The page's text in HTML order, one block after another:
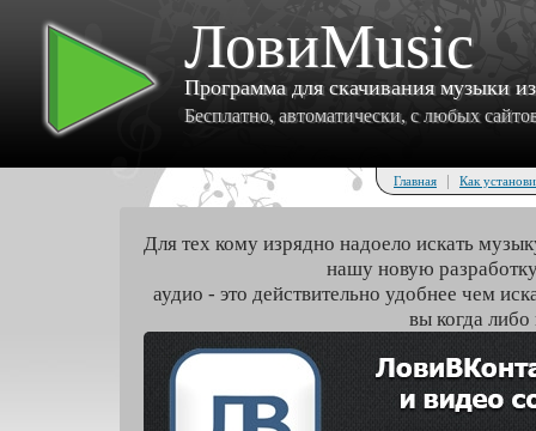
ЛовиMusic
Программа для скачивания музыки
Бесплатно, автоматически, с любых
Главная | Как
Для тех кому изрядно надоело искать
нашу новую
аудио - это действительно удобнее чем
вы когда либо